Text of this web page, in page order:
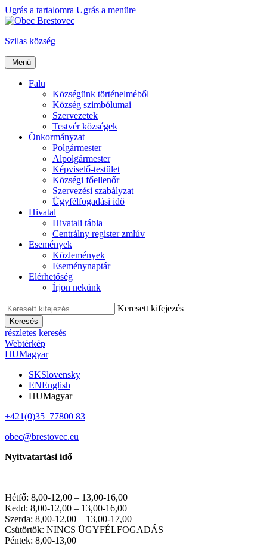
Ugrás a tartalomra Ugrás a menüre
Szilas község
Menü
Falu
Községünk történelméből
Község szimbólumai
Szervezetek
Testvér községek
Önkormányzat
Polgármester
Alpolgármester
Képviselő-testület
Községi főellenőr
Szervezési szabályzat
Ügyfélfogadási idő
Hivatal
Hivatali tábla
Centrálny register zmlúv
Események
Közlemények
Eseménynaptár
Elérhetőség
Írjon nekünk
Keresett kifejezés
Keresés
részletes keresés
Webtérkép
HUMagyar
SKSlovensky
ENEnglish
HUMagyar
+421(0)35 77800 83
obec@brestovec.eu
Nyitvatartási idő
Hétfő: 8,00-12,00 – 13,00-16,00
Kedd: 8,00-12,00 – 13,00-16,00
Szerda: 8,00-12,00 – 13,00-17,00
Csütörtök: NINCS ÜGYFÉLFOGADÁS
Péntek: 8,00-13,00